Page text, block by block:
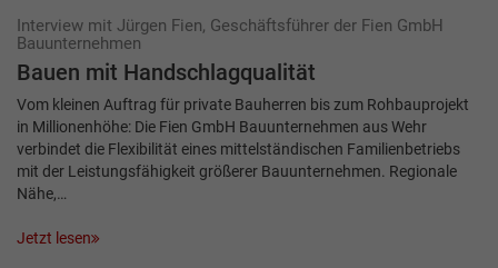
Interview mit Jürgen Fien, Geschäftsführer der Fien GmbH
Bauunternehmen
Bauen mit Handschlagqualität
Vom kleinen Auftrag für private Bauherren bis zum Rohbauprojekt
in Millionenhöhe: Die Fien GmbH Bauunternehmen aus Wehr
verbindet die Flexibilität eines mittelständischen Familienbetriebs
mit der Leistungsfähigkeit größerer Bauunternehmen. Regionale
Nähe,…
Jetzt lesen